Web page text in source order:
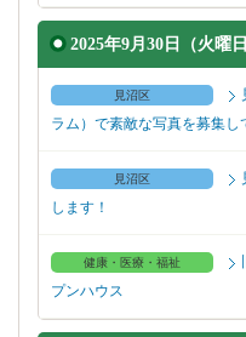
2025年9月30日（火曜日
見沼区
ラム）で素敵な写真を募集し
見沼区
します！
健康・医療・福祉
プンハウス